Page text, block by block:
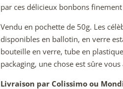
par ces délicieux bonbons
Vendu en pochette de 50g. Les
disponibles en ballotin, en verre
bouteille en verre, tube en
packaging, une chose est sûre
Livraison par Colissimo ou